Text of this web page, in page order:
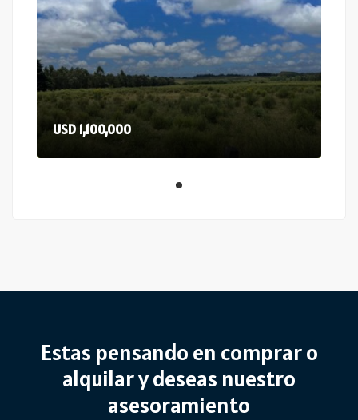
USD 1,100,000
Estas pensando en comprar o
alquilar y deseas nuestro
asesoramiento